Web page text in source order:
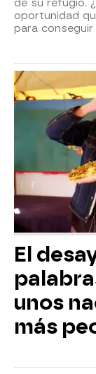
de su refugio.
oportunidad
para conseguir
El
unos
más